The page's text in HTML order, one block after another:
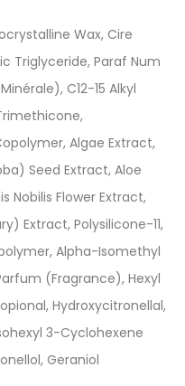
Wax, Cire
Triglyceride, Paraf Num
C12-15 Alkyl
Algae Extract,
Seed Extract, Aloe
Nobilis Flower Extract,
Extract, Polysilicone-11,
Alpha-Isomethyl
(Fragrance), Hexyl
Hydroxycitronellal,
3-Cyclohexene
Geraniol